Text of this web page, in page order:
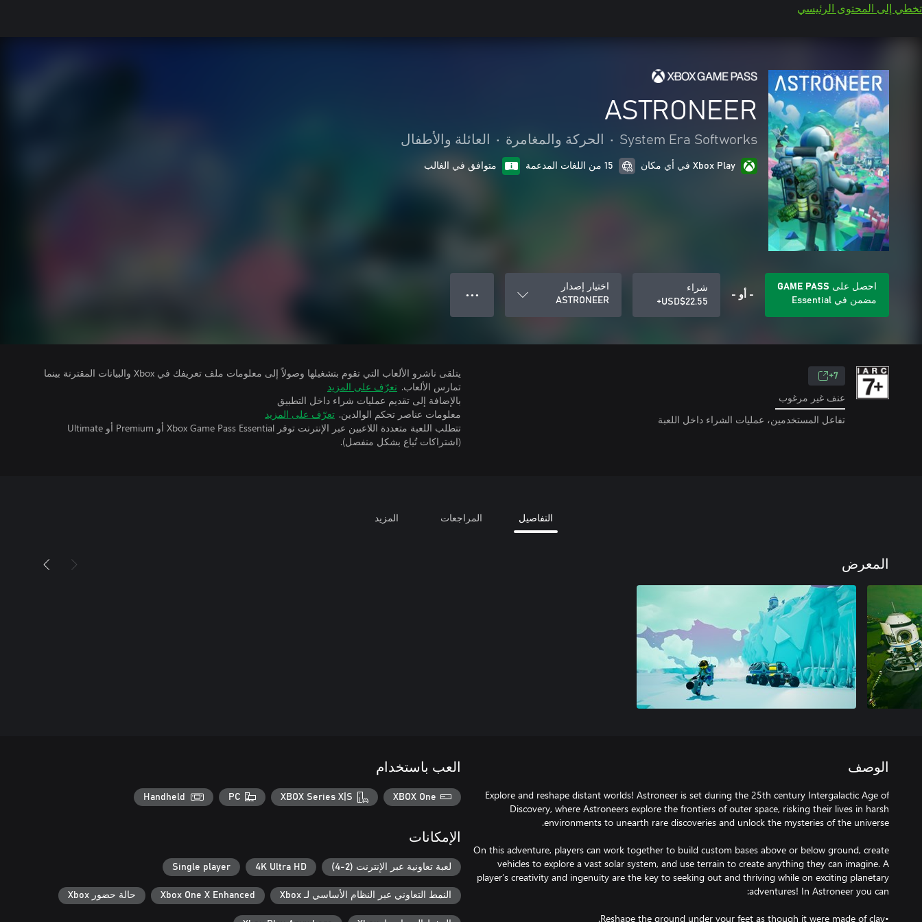
تخطي إلى المحتوى الرئيسي
ASTRONEER
System Era Softworks
• الحركة والمغامرة • العائلة والأطفال
Xbox Play في أي مكان 15 من اللغات المدعمة متوافق في الغالب
احصل على GAME PASS
مضمن في Essential
- أو -
شراء
USD$22.55+
اختيار إصدار
ASTRONEER
● ● ●
7+
عنف غير مرغوب
تفاعل المستخدمين، عمليات الشراء داخل اللعبة
يتلقى ناشرو الألعاب التي تقوم بتشغيلها وصولاً إلى معلومات ملف تعريفك في Xbox والبيانات المقترنة بينما
تمارس الألعاب. تعرّف على المزيد
بالإضافة إلى تقديم عمليات شراء داخل التطبيق
معلومات عناصر تحكم الوالدين. تعرّف على المزيد
تتطلب اللعبة متعددة اللاعبين عبر الإنترنت توفر Xbox Game Pass Essential أو Premium أو Ultimate
(اشتراكات تُباع بشكل منفصل).
التفاصيل المراجعات المزيد
المعرض
الوصف
Explore and reshape distant worlds! Astroneer is set during the 25th century Intergalactic Age of
Discovery, where Astroneers explore the frontiers of outer space, risking their lives in harsh
On this adventure, players can work together to build custom bases above or below ground, create
vehicles to explore a vast solar system, and use terrain to create anything they can imagine. A
player’s creativity and ingenuity are the key to seeking out and thriving while on exciting planetary
العب باستخدام
XBOX One
XBOX Series X|S
PC
Handheld
الإمكانات
لعبة تعاونية عبر الإنترنت (2-4) 4K Ultra HD
Single player
النمط التعاوني عبر النظام الأساسي لـ Xbox Xbox One X Enhanced حالة حضور Xbox